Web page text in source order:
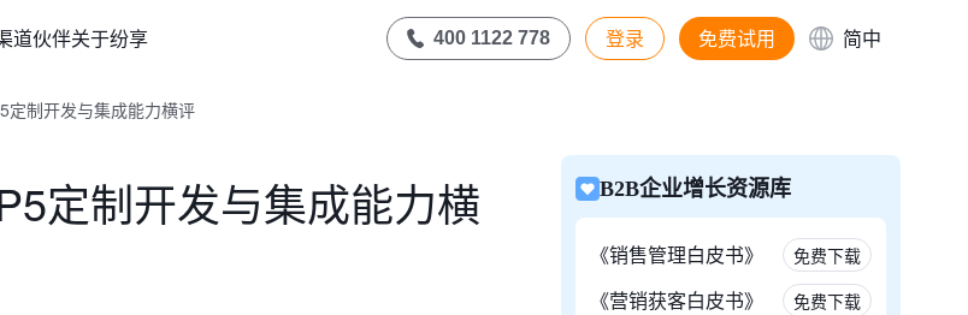
道伙伴关于纷享 400 1122 778 登录 免费试用 简中
定制开发与集成能力横评
定制开发与集成能力横 B2B企业增长资源库
《销售管理白皮书》 免费下载
《营销获客白皮书》 免费下载